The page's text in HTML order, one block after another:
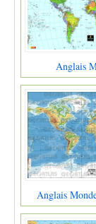
Anglais
Anglais